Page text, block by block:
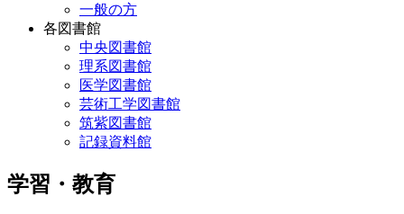
一般の方
各図書館
中央図書館
理系図書館
医学図書館
芸術工学図書館
筑紫図書館
記録資料館
学習・教育